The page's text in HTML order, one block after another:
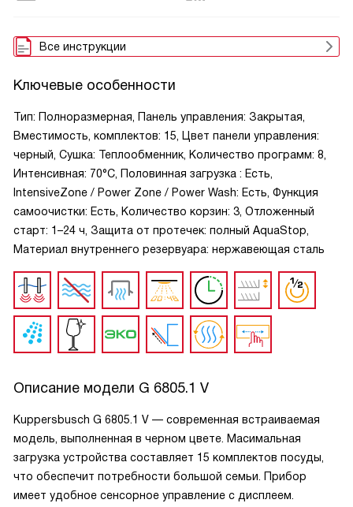
Все инструкции
Ключевые особенности
Тип: Полноразмерная, Панель управления: Закрытая,
Вместимость, комплектов: 15, Цвет панели управления:
черный, Сушка: Теплообменник, Количество программ: 8,
Интенсивная: 70°C, Половинная загрузка : Есть,
IntensiveZone / Power Zone / Power Wash: Есть, Функция
самоочистки: Есть, Количество корзин: 3, Отложенный
старт: 1–24 ч, Защита от протечек: полный AquaStop,
Материал внутреннего резервуара: нержавеющая сталь
Описание модели G 6805.1 V
Kuppersbusch G 6805.1 V — современная встраиваемая
модель, выполненная в черном цвете. Масимальная
загрузка устройства составляет 15 комплектов посуды,
что обеспечит потребности большой семьи. Прибор
имеет удобное сенсорное управление с дисплеем.